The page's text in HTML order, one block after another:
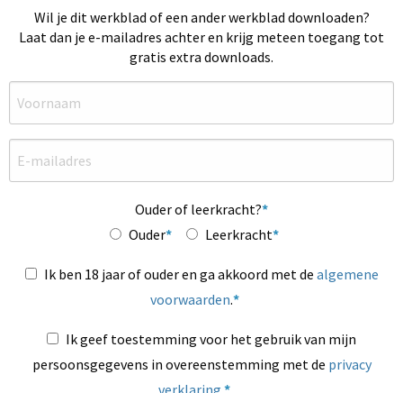
Wil je dit werkblad of een ander werkblad downloaden?
Laat dan je e-mailadres achter en krijg meteen toegang tot
gratis extra downloads.
Ouder of leerkracht?
Ouder
Leerkracht
Ik ben 18 jaar of ouder en ga akkoord met de algemene
voorwaarden.
Ik geef toestemming voor het gebruik van mijn
persoonsgegevens in overeenstemming met de privacy